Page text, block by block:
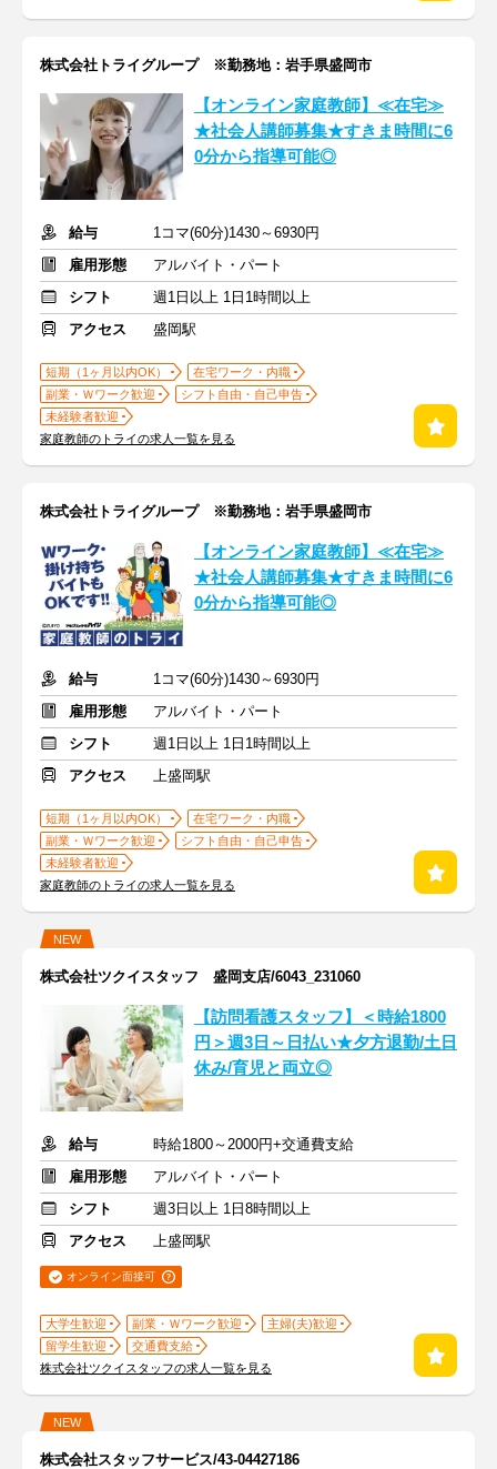
株式会社トライグループ ※勤務地：岩手県盛岡市
【オンライン家庭教師】≪在宅≫
★社会人講師募集★すきま時間に6
0分から指導可能◎
給与
1コマ(60分)1430～6930円
雇用形態
アルバイト・パート
シフト
週1日以上 1日1時間以上
アクセス
盛岡駅
短期（1ヶ月以内OK）
在宅ワーク・内職
副業・Ｗワーク歓迎
シフト自由・自己申告
未経験者歓迎
家庭教師のトライの求人一覧を見る
株式会社トライグループ ※勤務地：岩手県盛岡市
【オンライン家庭教師】≪在宅≫
★社会人講師募集★すきま時間に6
0分から指導可能◎
給与
1コマ(60分)1430～6930円
雇用形態
アルバイト・パート
シフト
週1日以上 1日1時間以上
アクセス
上盛岡駅
短期（1ヶ月以内OK）
在宅ワーク・内職
副業・Ｗワーク歓迎
シフト自由・自己申告
未経験者歓迎
家庭教師のトライの求人一覧を見る
NEW
株式会社ツクイスタッフ 盛岡支店/6043_231060
【訪問看護スタッフ】＜時給1800
円＞週3日～日払い★夕方退勤/土日
休み/育児と両立◎
給与
時給1800～2000円+交通費支給
雇用形態
アルバイト・パート
シフト
週3日以上 1日8時間以上
アクセス
上盛岡駅
オンライン面接可
大学生歓迎 副業・Ｗワーク歓迎
主婦(夫)歓迎
留学生歓迎
交通費支給
株式会社ツクイスタッフの求人一覧を見る
NEW
株式会社スタッフサービス/43-04427186